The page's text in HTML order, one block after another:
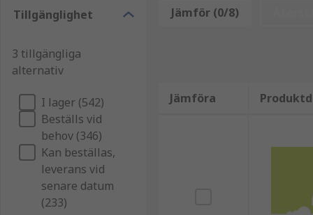
Med rätt kraftig strömkontakt minskar risken för
Vanliga fördelar är:
Säker hantering av höga strömmar
Robust konstruktion för lång livslängd
Tillförlitlig låsning och stabil anslutning
Anpassade för tuffa driftsmiljöer
Användningsområden för kraftiga
Tillgänglighet
3 tillgängliga
alternativ
I lager (542)
Beställs vid
behov (346)
Kan beställas,
leverans vid
senare datum
(233)
Jämför (0/8)
Jämföra